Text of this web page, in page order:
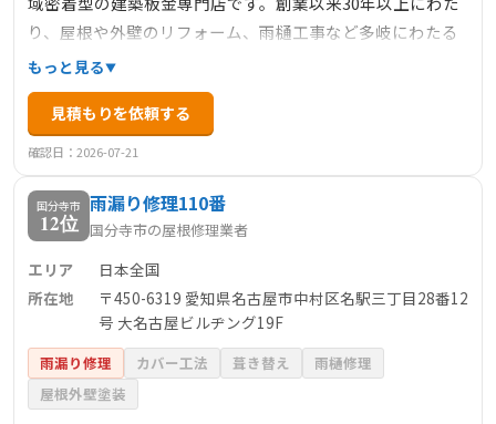
り、屋根や外壁のリフォーム、雨樋工事など多岐にわたる
サービスを提供しています。特に、ガルバリウム鋼板製屋
根へのリフォームや、雨樋の交換工事などで豊富な実績を
持ち、500件以上のお客様から高い評価を得ています。自社
職人による直接施工を行い、中間マージンを排除すること
で、適正価格で高品質なサービスを提供しています。
もっと見る
見積もりを依頼する
確認日：2026-07-21
国分寺市
12位
雨漏り修理110番
国分寺市の屋根修理業者
エリア
日本全国
所在地
〒450-6319 愛知県名古屋市中村区名駅三丁目28番12
号 大名古屋ビルヂング19F
雨漏り修理 カバー工法 葺き替え
雨樋修理
屋根外壁塗装